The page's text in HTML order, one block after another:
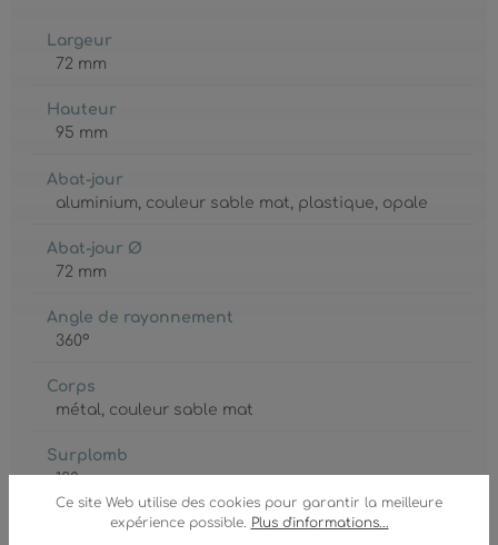
Ce site Web utilise des cookies pour garantir la meilleure
expérience possible. Plus d'informations...
Largeur
72 mm
Hauteur
95 mm
Abat-jour
aluminium, couleur sable mat, plastique, opale
Abat-jour Ø
72 mm
Angle de rayonnement
360°
Corps
métal, couleur sable mat
Surplomb
130 mm
GTIN/EAN :